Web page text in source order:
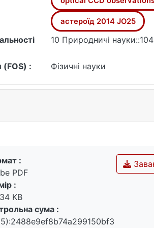
астероїд 2014 JO25
10 Природничі
(FOS) : Фізичні науки
:
PDF
:
KB
сума :